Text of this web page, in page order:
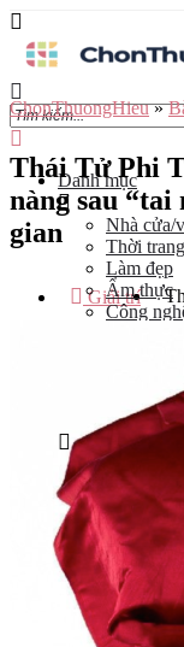
Danh mục
Nhà cửa/
Thời trang
Làm đẹp
Ẩm thực
Công
Kinh
Hà Nội
Tp Hồ
Đà Nẵng
Hải Phòng
Vũng Tàu
Nha Trang
Đà Lạt
Cần Thơ
Quy
ChonThuongHieu»
Thái Tử Phi
nàng sau
gian
Giải trí